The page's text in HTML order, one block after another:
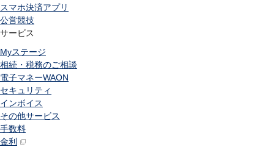
スマホ決済アプリ
公営競技
サービス
Myステージ
相続・税務のご相談
電子マネーWAON
セキュリティ
インボイス
その他サービス
手数料
金利